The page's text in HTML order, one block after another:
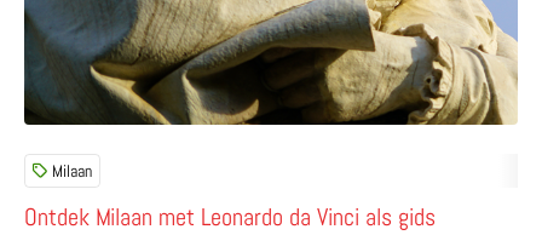
Ontdek Milaan met Leonardo da Vinci als gids
Milaan